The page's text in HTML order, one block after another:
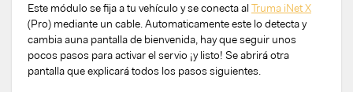
Este módulo se fija a tu vehículo y se conecta al Truma iNet X
(Pro) mediante un cable. Automaticamente este lo detecta y
cambia auna pantalla de bienvenida, hay que seguir unos
pocos pasos para activar el servio ¡y listo! Se abrirá otra
pantalla que explicará todos los pasos siguientes.